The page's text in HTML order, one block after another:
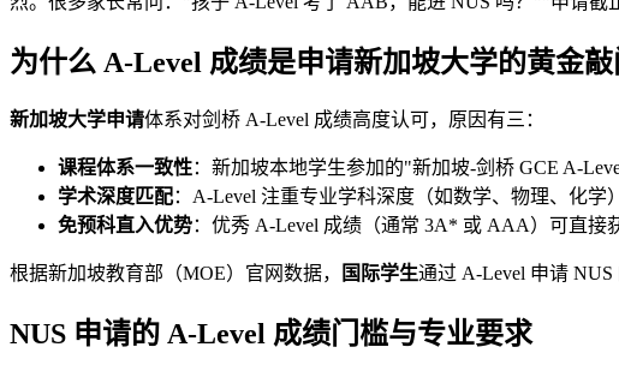
为什么 A-Level 成绩是申请新加坡大学的黄金敲
新加坡大学申请体系对剑桥 A-Level 成绩高度认可，原因有三：
课程体系一致性：新加坡本地学生参加的"新加坡-剑桥 GCE A-
学术深度匹配：A-Level 注重专业学科深度（如数学、物理、化学
免预科直入优势：优秀 A-Level 成绩（通常 3A* 或 AAA）可直接
根据新加坡教育部（MOE）官网数据， 国际学生通过 A-Level 申请
NUS 申请的 A-Level 成绩门槛与专业要求